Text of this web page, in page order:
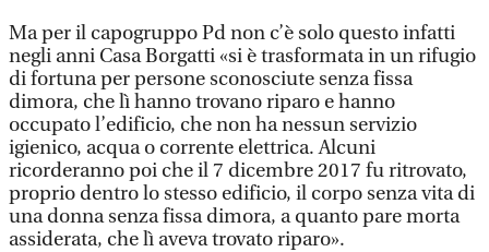
Ma per il capogruppo Pd non c’è solo questo infatti
negli anni Casa Borgatti «si è trasformata in un rifugio
di fortuna per persone sconosciute senza fissa
dimora, che lì hanno trovano riparo e hanno
occupato l’edificio, che non ha nessun servizio
igienico, acqua o corrente elettrica. Alcuni
ricorderanno poi che il 7 dicembre 2017 fu ritrovato,
proprio dentro lo stesso edificio, il corpo senza vita di
una donna senza fissa dimora, a quanto pare morta
assiderata, che lì aveva trovato riparo».